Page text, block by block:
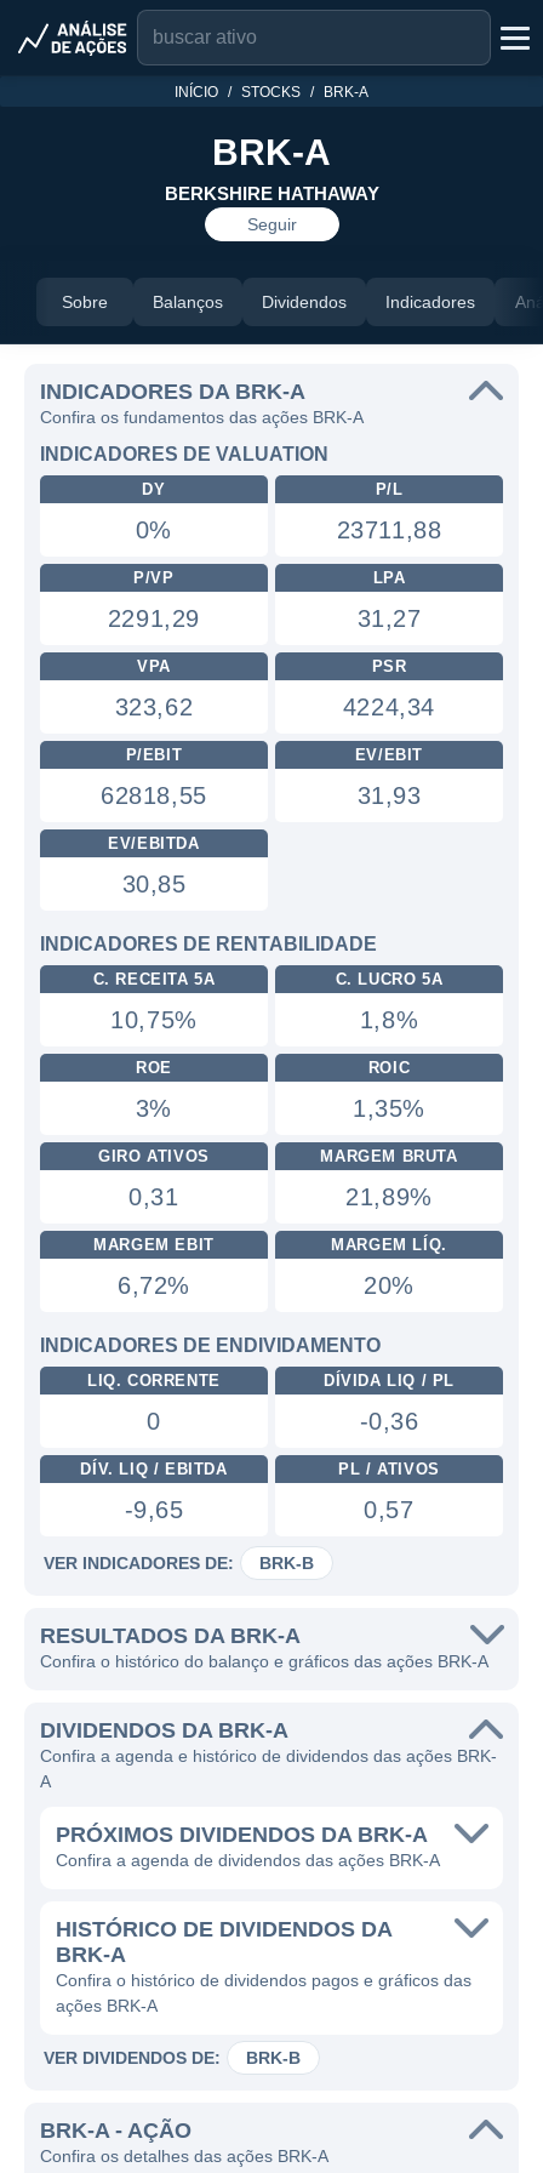
INÍCIO STOCKS BRK-A
BRK-A
BERKSHIRE HATHAWAY
Seguir
Sobre Balanços Dividendos Indicadores
INDICADORES DA BRK-A
Confira os fundamentos das ações BRK-A
INDICADORES DE VALUATION
DY
0%
P/L
23711,88
P/VP
2291,29
LPA
31,27
VPA
323,62
PSR
4224,34
P/EBIT
62818,55
EV/EBIT
31,93
EV/EBITDA
30,85
INDICADORES DE RENTABILIDADE
C. RECEITA 5A
10,75%
C. LUCRO 5A
1,8%
ROE
3%
ROIC
1,35%
GIRO ATIVOS
0,31
MARGEM BRUTA
21,89%
MARGEM EBIT
6,72%
MARGEM LÍQ.
20%
INDICADORES DE ENDIVIDAMENTO
LIQ. CORRENTE
0
DÍVIDA LIQ / PL
-0,36
DÍV. LIQ / EBITDA
-9,65
PL / ATIVOS
0,57
VER INDICADORES DE: BRK-B
RESULTADOS DA BRK-A
Confira o histórico do balanço e gráficos das ações BRK-A
DIVIDENDOS DA BRK-A
Confira a agenda e histórico de dividendos das ações BRK-
A
PRÓXIMOS DIVIDENDOS DA BRK-A
Confira a agenda de dividendos das ações BRK-A
HISTÓRICO DE DIVIDENDOS DA
BRK-A
Confira o histórico de dividendos pagos e gráficos das
ações BRK-A
VER DIVIDENDOS DE: BRK-B
BRK-A - AÇÃO
Confira os detalhes das ações BRK-A